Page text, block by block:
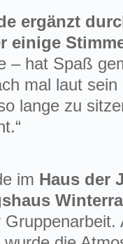
ergänzt
einige
– hat Spaß
mal laut sein
lange zu
im Haus der